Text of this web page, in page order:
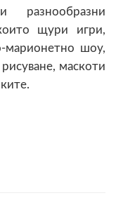
разнообразни
щури игри,
марионетно шоу,
маскоти